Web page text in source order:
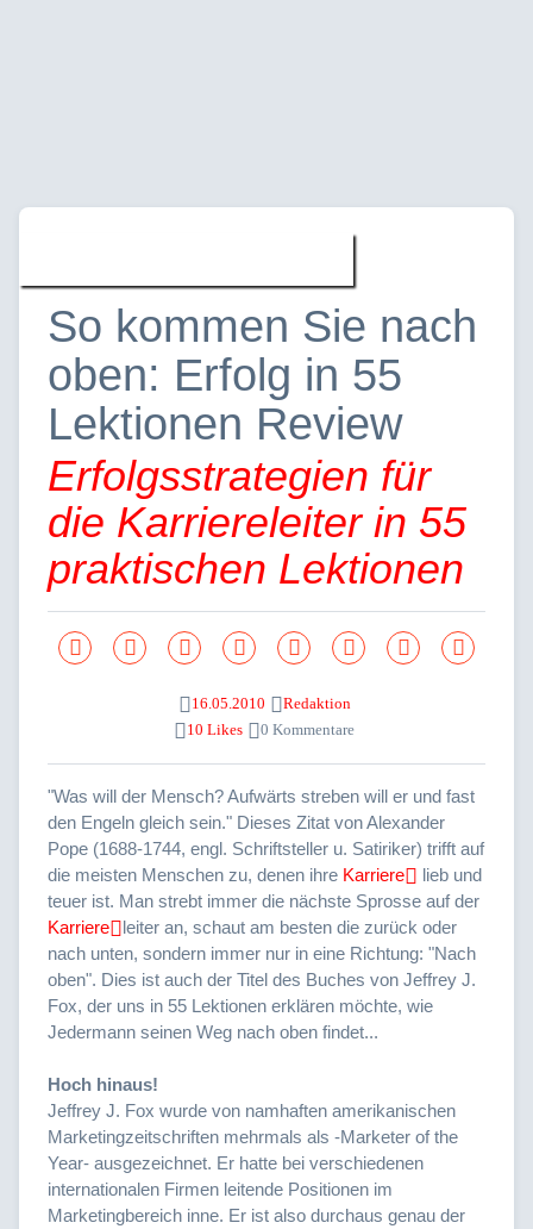
So kommen Sie nach
oben: Erfolg in 55
Lektionen Review
Erfolgsstrategien für
die Karriereleiter in 55
praktischen Lektionen
16.05.2010
Redaktion
10 Likes
0 Kommentare
"Was will der Mensch? Aufwärts streben will er und fast
den Engeln gleich sein." Dieses Zitat von Alexander
Pope (1688-1744, engl. Schriftsteller u. Satiriker) trifft auf
die meisten Menschen zu, denen ihre Karriere
lieb und
teuer ist. Man strebt immer die nächste Sprosse auf der
Karriere
leiter an, schaut am besten die zurück oder
nach unten, sondern immer nur in eine Richtung: "Nach
oben". Dies ist auch der Titel des Buches von Jeffrey J.
Fox, der uns in 55 Lektionen erklären möchte, wie
Jedermann seinen Weg nach oben findet...
Hoch hinaus!
Jeffrey J. Fox wurde von namhaften amerikanischen
Marketingzeitschriften mehrmals als -Marketer of the
Year- ausgezeichnet. Er hatte bei verschiedenen
internationalen Firmen leitende Positionen im
Marketingbereich inne. Er ist also durchaus genau der